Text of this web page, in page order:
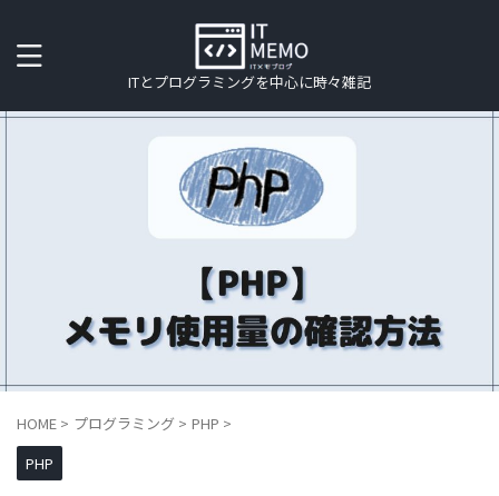
ITとプログラミングを中心に時々雑記
HOME > プログラミング > PHP >
PHP